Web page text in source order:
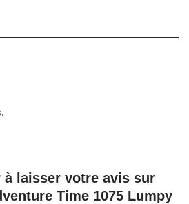
à laisser votre avis sur
Time 1075 Lumpy